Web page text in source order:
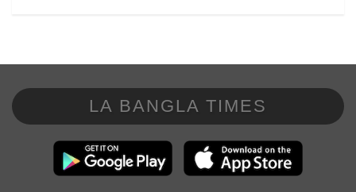
LA BANGLA TIMES